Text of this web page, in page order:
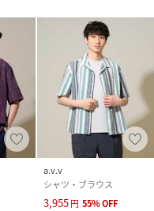
a.v.v
シャツ・ブラウス
3,955円 55%OFF